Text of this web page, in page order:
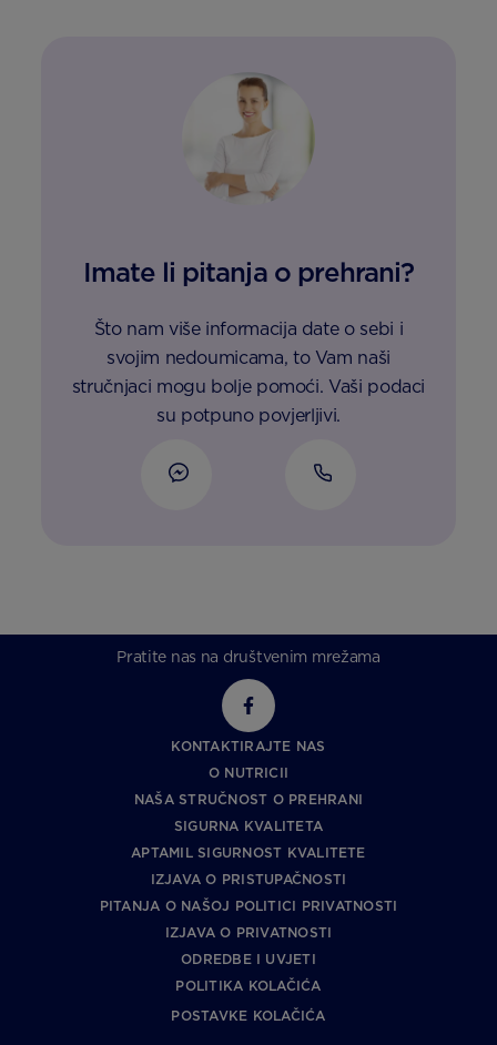
Imate li pitanja o prehrani?
Što nam više informacija date o sebi i
svojim nedoumicama, to Vam naši
stručnjaci mogu bolje pomoći. Vaši podaci
su potpuno povjerljivi.
Pratite nas na društvenim mrežama
KONTAKTIRAJTE NAS
O NUTRICII
NAŠA STRUČNOST O PREHRANI
SIGURNA KVALITETA
APTAMIL SIGURNOST KVALITETE
IZJAVA O PRISTUPAČNOSTI
PITANJA O NAŠOJ POLITICI PRIVATNOSTI
IZJAVA O PRIVATNOSTI
ODREDBE I UVJETI
POLITIKA KOLAČIĆA
POSTAVKE KOLAČIĆA